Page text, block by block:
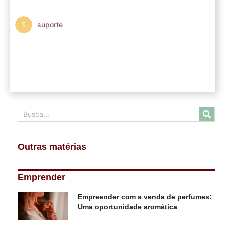
suporte
Outras matérias
Emprender
Empreender com a venda de perfumes:
Uma oportunidade aromática